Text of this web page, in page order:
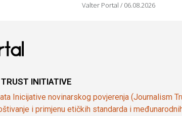
Valter Portal 06.08.2026
INITIATIVE
Inicijative novinarskog povjerenja (Journalism
i primjenu etičkih standarda i